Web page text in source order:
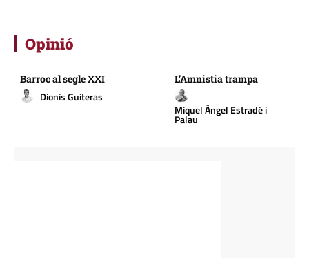
Opinió
Barroc al segle XXI
Dionís Guiteras
L’Amnistia trampa
Miquel Àngel Estradé i
Palau